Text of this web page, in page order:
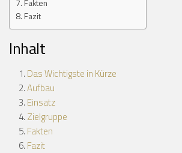
Fakten
Fazit
Inhalt
Das Wichtigste in Kürze
Aufbau
Einsatz
Zielgruppe
Fakten
Fazit